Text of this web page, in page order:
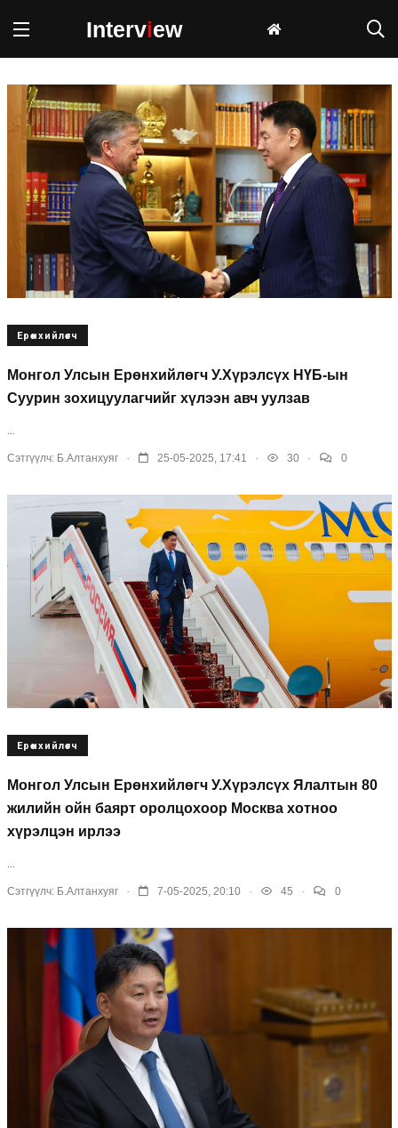
Interview
Ерөнхийлөгч
Монгол Улсын Ерөнхийлөгч У.Хүрэлсүх НҮБ-ын
Суурин зохицуулагчийг хүлээн авч уулзав
Сэтгүүлч: Б.Алтанхуяг . 25-05-2025, 17:41 . 30 . 0
Ерөнхийлөгч
Монгол Улсын Ерөнхийлөгч У.Хүрэлсүх Ялалтын 80
жилийн ойн баярт оролцохоор Москва хотноо
хүрэлцэн ирлээ
Сэтгүүлч: Б.Алтанхуяг . 7-05-2025, 20:10 . 45 . 0